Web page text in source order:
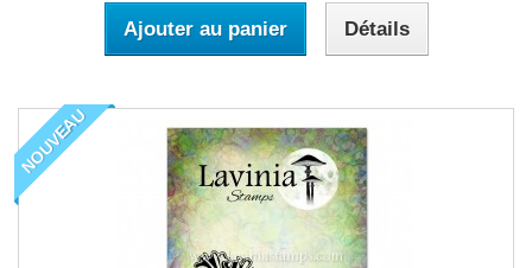
Ajouter au panier Détails
NOUVEAU